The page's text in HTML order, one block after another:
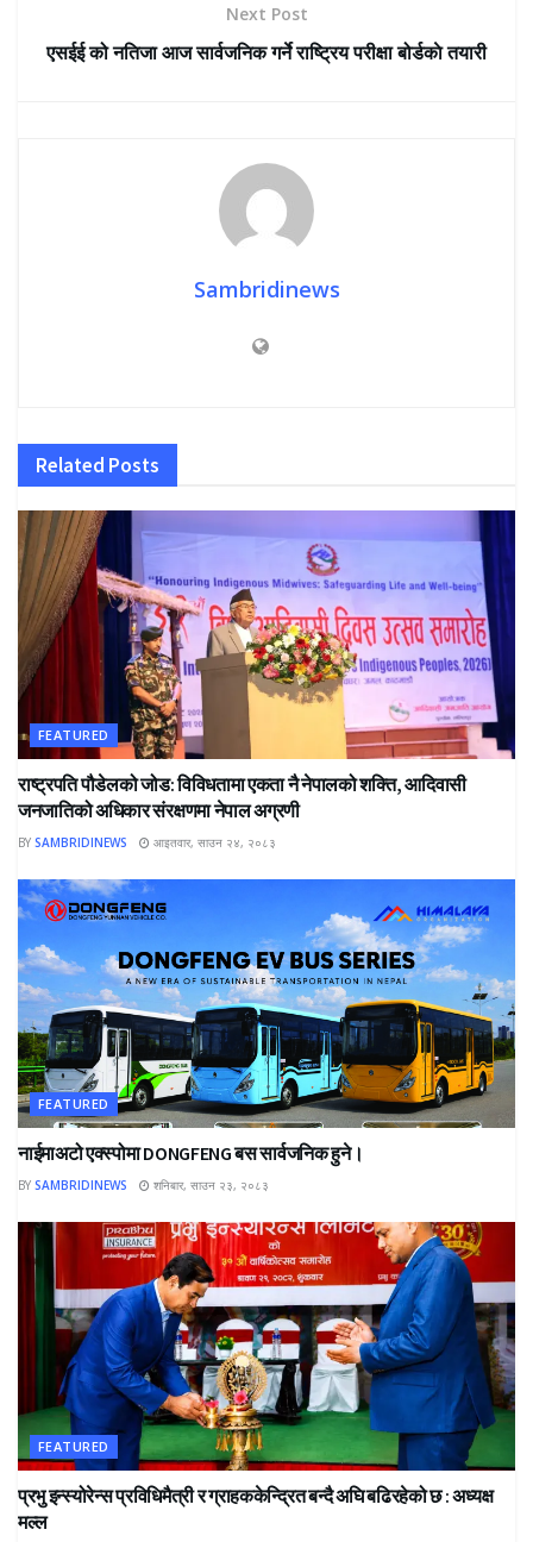
Next Post
एसईई को नतिजा आज सार्वजनिक गर्ने राष्ट्रिय परीक्षा बोर्डकाे तयारी
Sambridinews
Related Posts
FEATURED
राष्ट्रपति पौडेलको जोड: विविधतामा एकता नै नेपालको शक्ति, आदिवासी
जनजातिको अधिकार संरक्षणमा नेपाल अग्रणी
BY SAMBRIDINEWS आइतवार, साउन २४, २०८३
FEATURED
नाईमाअटो एक्स्पोमा DONGFENG बस सार्वजनिक हुने।
BY SAMBRIDINEWS शनिबार, साउन २३, २०८३
FEATURED
प्रभु इन्स्योरेन्स प्रविधिमैत्री र ग्राहककेन्द्रित बन्दै अघि बढिरहेको छ : अध्यक्ष
मल्ल